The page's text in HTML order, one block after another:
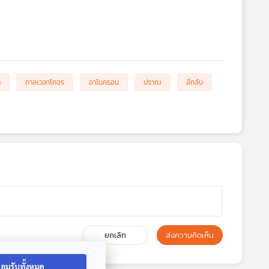
กาลเวลาโคจร อาโนครอน ปราณ ลึกลับ
ยกเลิก ส่งความคิดเห็น
มรับทั้งหมด